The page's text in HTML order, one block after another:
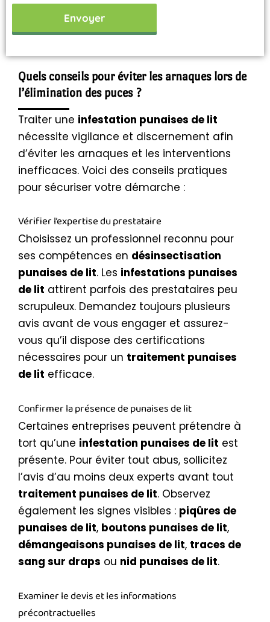
Envoyer
Quels conseils pour éviter les arnaques lors de
l’élimination des puces ?
Traiter une infestation punaises de lit
nécessite vigilance et discernement afin
d’éviter les arnaques et les interventions
inefficaces. Voici des conseils pratiques
pour sécuriser votre démarche :
Vérifier l’expertise du prestataire
Choisissez un professionnel reconnu pour
ses compétences en désinsectisation
punaises de lit. Les infestations punaises
de lit attirent parfois des prestataires peu
scrupuleux. Demandez toujours plusieurs
avis avant de vous engager et assurez-
vous qu’il dispose des certifications
nécessaires pour un traitement punaises
de lit efficace.
Confirmer la présence de punaises de lit
Certaines entreprises peuvent prétendre à
tort qu’une infestation punaises de lit est
présente. Pour éviter tout abus, sollicitez
l’avis d’au moins deux experts avant tout
traitement punaises de lit. Observez
également les signes visibles : piqûres de
punaises de lit, boutons punaises de lit,
démangeaisons punaises de lit, traces de
sang sur draps ou nid punaises de lit.
Examiner le devis et les informations
précontractuelles